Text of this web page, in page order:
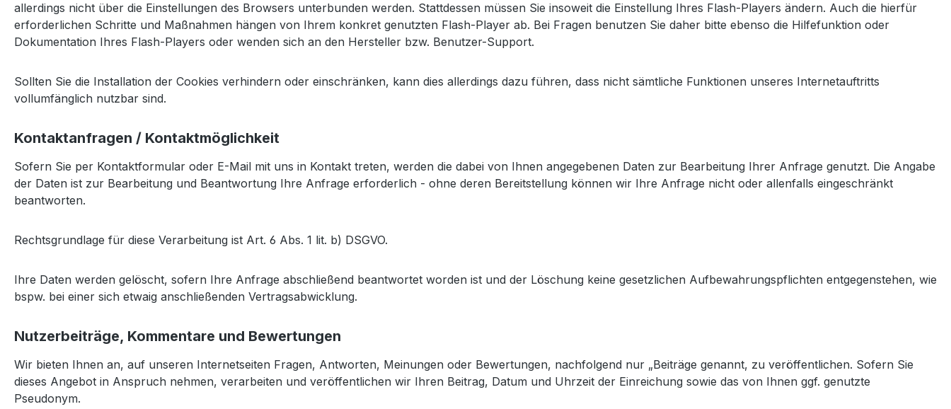
allerdings nicht über die Einstellungen des Browsers unterbunden werden. Stattdessen müssen Sie insoweit die Einstellung Ihres Flash-Players ändern. Auch die hierfür
erforderlichen Schritte und Maßnahmen hängen von Ihrem konkret genutzten Flash-Player ab. Bei Fragen benutzen Sie daher bitte ebenso die Hilfefunktion oder
Dokumentation Ihres Flash-Players oder wenden sich an den Hersteller bzw. Benutzer-Support.
Sollten Sie die Installation der Cookies verhindern oder einschränken, kann dies allerdings dazu führen, dass nicht sämtliche Funktionen unseres Internetauftritts
vollumfänglich nutzbar sind.
Kontaktanfragen / Kontaktmöglichkeit
Sofern Sie per Kontaktformular oder E-Mail mit uns in Kontakt treten, werden die dabei von Ihnen angegebenen Daten zur Bearbeitung Ihrer Anfrage genutzt. Die Angabe
der Daten ist zur Bearbeitung und Beantwortung Ihre Anfrage erforderlich - ohne deren Bereitstellung können wir Ihre Anfrage nicht oder allenfalls eingeschränkt
beantworten.
Rechtsgrundlage für diese Verarbeitung ist Art. 6 Abs. 1 lit. b) DSGVO.
Ihre Daten werden gelöscht, sofern Ihre Anfrage abschließend beantwortet worden ist und der Löschung keine gesetzlichen Aufbewahrungspflichten entgegenstehen, wie
bspw. bei einer sich etwaig anschließenden Vertragsabwicklung.
Nutzerbeiträge, Kommentare und Bewertungen
Wir bieten Ihnen an, auf unseren Internetseiten Fragen, Antworten, Meinungen oder Bewertungen, nachfolgend nur „Beiträge genannt, zu veröffentlichen. Sofern Sie
dieses Angebot in Anspruch nehmen, verarbeiten und veröffentlichen wir Ihren Beitrag, Datum und Uhrzeit der Einreichung sowie das von Ihnen ggf. genutzte
Pseudonym.